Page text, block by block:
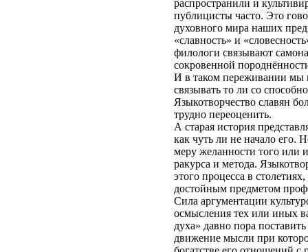
распространили и
публицисты часто. Это
духовного мира наших
«славность» и
филологи связывают
сокровенной
И в таком переживании мы
связывать то ли со
Языкотворчество славян
трудно переоценить.
А старая история
как чуть ли не начало его.
меру желанности того или
ракурса и метода.
этого процесса в
достойным предметом
Сила аргументации
осмысления тех или иных
духа» давно пора
движение мысли при